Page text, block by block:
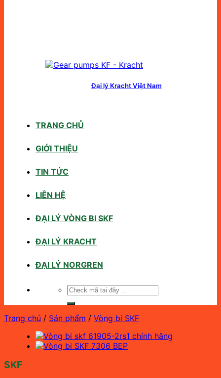
Đại lý Kracht Việt Nam
TRANG CHỦ
GIỚI THIỆU
TIN TỨC
LIÊN HỆ
ĐẠI LÝ VÒNG BI SKF
ĐẠI LÝ KRACHT
ĐẠI LÝ NORGREN
Tìm
Trang chủ / Sản phẩm / Vòng bi SKF
SKF